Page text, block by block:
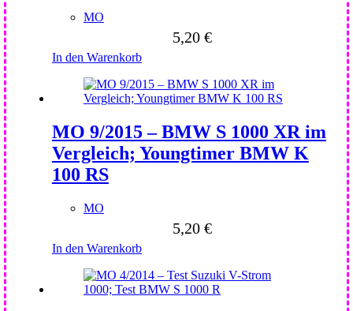
MO
5,20 €
In den Warenkorb
MO 9/2015 – BMW S 1000 XR im
Vergleich; Youngtimer BMW K
100 RS
MO
5,20 €
In den Warenkorb